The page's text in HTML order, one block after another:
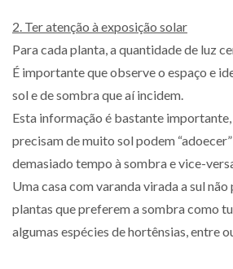
2. Ter atenção à exposição solar
Para cada planta, a quantidade de luz
É importante que observe o espaço e
sol e de sombra que aí incidem.
Esta informação é bastante
precisam de muito sol podem
demasiado tempo à sombra e vice-
Uma casa com varanda virada a sul
plantas que preferem a sombra como
algumas espécies de hortênsias, entre